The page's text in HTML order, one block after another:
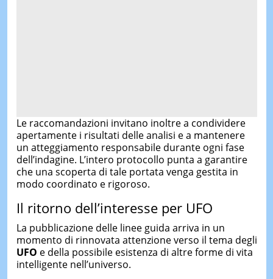
Le raccomandazioni invitano inoltre a condividere
apertamente i risultati delle analisi e a mantenere
un atteggiamento responsabile durante ogni fase
dell’indagine. L’intero protocollo punta a garantire
che una scoperta di tale portata venga gestita in
modo coordinato e rigoroso.
Il ritorno dell’interesse per UFO
La pubblicazione delle linee guida arriva in un
momento di rinnovata attenzione verso il tema degli
UFO e della possibile esistenza di altre forme di vita
intelligente nell’universo.